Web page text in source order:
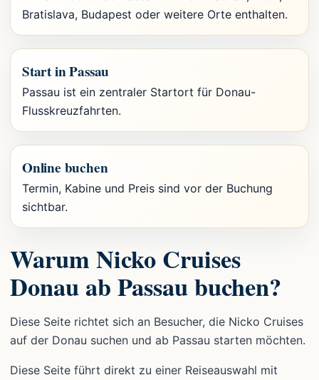
Bratislava, Budapest oder weitere Orte enthalten.
Start in Passau
Passau ist ein zentraler Startort für Donau-
Flusskreuzfahrten.
Online buchen
Termin, Kabine und Preis sind vor der Buchung
sichtbar.
Warum Nicko Cruises
Donau ab Passau buchen?
Diese Seite richtet sich an Besucher, die Nicko Cruises
auf der Donau suchen und ab Passau starten möchten.
Diese Seite führt direkt zu einer Reiseauswahl mit